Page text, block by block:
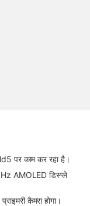
पर काम कर रहा है।
AMOLED डिस्प्ले
कैमरा होगा।